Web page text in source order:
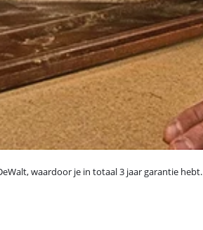
waardoor je in totaal 3 jaar garantie hebt.